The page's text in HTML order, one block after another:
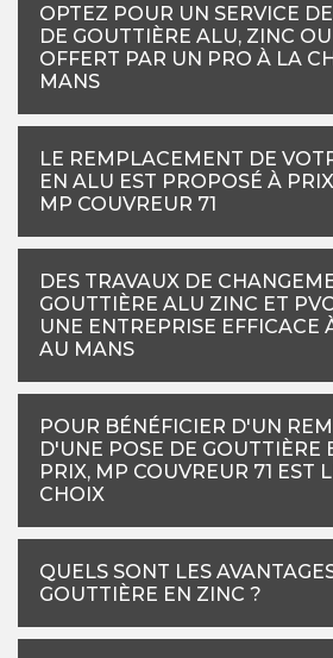
OPTEZ POUR UN SERVICE
DE GOUTTIÈRE ALU, ZINC
OFFERT PAR UN PRO À LA
MANS
LE REMPLACEMENT DE
EN ALU EST PROPOSÉ À
MP COUVREUR 71
DES TRAVAUX DE
GOUTTIÈRE ALU ZINC ET
UNE ENTREPRISE EFFICACE
AU MANS
POUR BÉNÉFICIER D'UN
D'UNE POSE DE GOUTTIÈRE
PRIX, MP COUVREUR 71 EST
CHOIX
QUELS SONT LES
GOUTTIÈRE EN ZINC ?